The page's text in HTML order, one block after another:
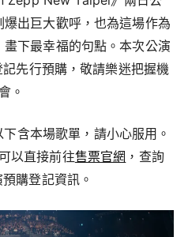
出巨大歡呼，也為這場作為
下最幸福的句點。本次公演
先行預購，敬請樂迷把握機
。
含本場歌單，請小心服用。
以直接前往售票官網 ，查詢
購登記資訊。